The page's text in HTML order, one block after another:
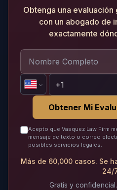
Obtenga una
con un abogado de
exactamente
Obtener Mi
Acepto que Vasquez Law Firm
mensaje de texto o correo
posibles servicios legales.
Más de 60,000 casos. Se
24/
Gratis y